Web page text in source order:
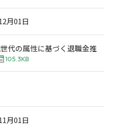
月01日
代の属性に基づく退職金推
105.3KB
月01日